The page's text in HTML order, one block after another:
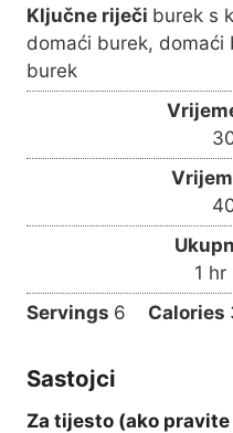
Ključne riječi burek s
domaći burek, domaći
burek
1 h
o
u
hr
Servings 6 Calories
Sastojci
Za tijesto (ako